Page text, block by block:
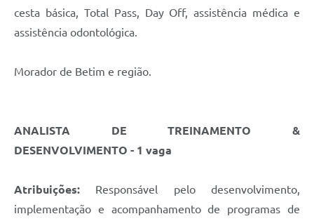
cesta básica, Total Pass, Day Off, assistência médica e
assistência odontológica.
Morador de Betim e região.
ANALISTA DE TREINAMENTO &
DESENVOLVIMENTO - 1 vaga
Atribuições: Responsável pelo desenvolvimento,
implementação e acompanhamento de programas de